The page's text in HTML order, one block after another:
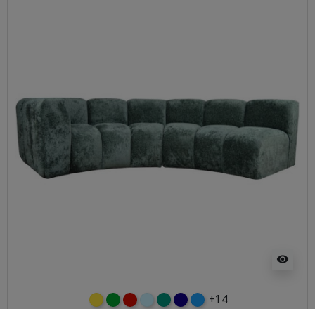
visibility
żółtyzielonyczerwony
błękitnyturkusowy
granatowy
niebieski
+14